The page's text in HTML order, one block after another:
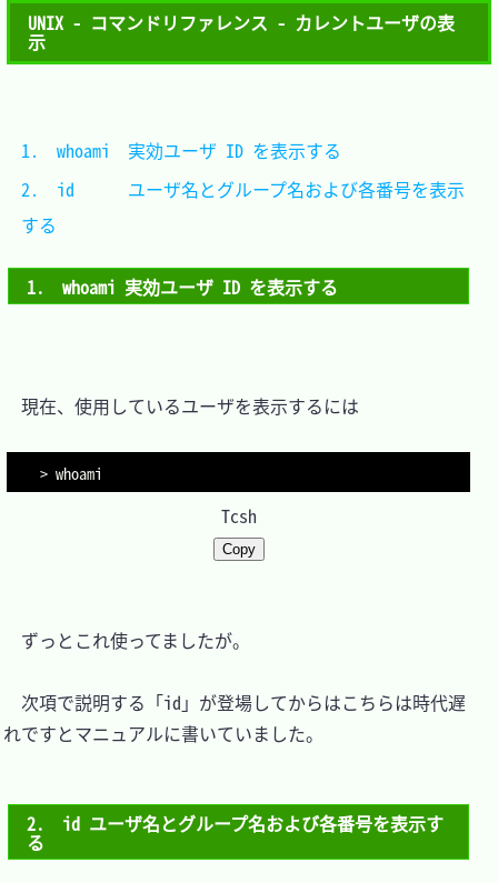
UNIX - コマンドリファレンス - カレントユーザの表
示
2.　id      ユーザ名とグループ名および各番号を表示
する
1.　whoami 実効ユーザ ID を表示する
現在、使用しているユーザを表示するには
> whoami
Tcsh
Copy
ずっとこれ使ってましたが。
次項で説明する「id」が登場してからはこちらは時代遅
れですとマニュアルに書いていました。
2.　id ユーザ名とグループ名および各番号を表示す
る